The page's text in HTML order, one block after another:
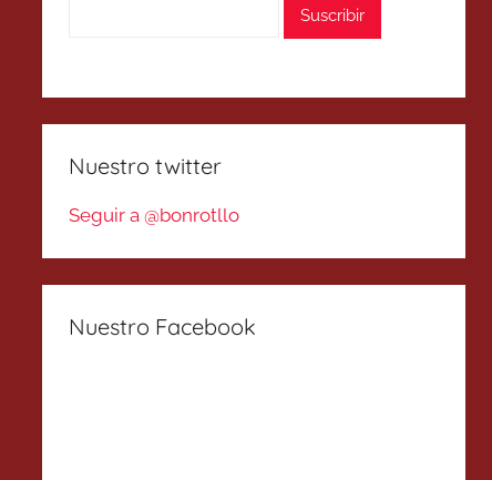
Nuestro twitter
Seguir a @bonrotllo
Nuestro Facebook